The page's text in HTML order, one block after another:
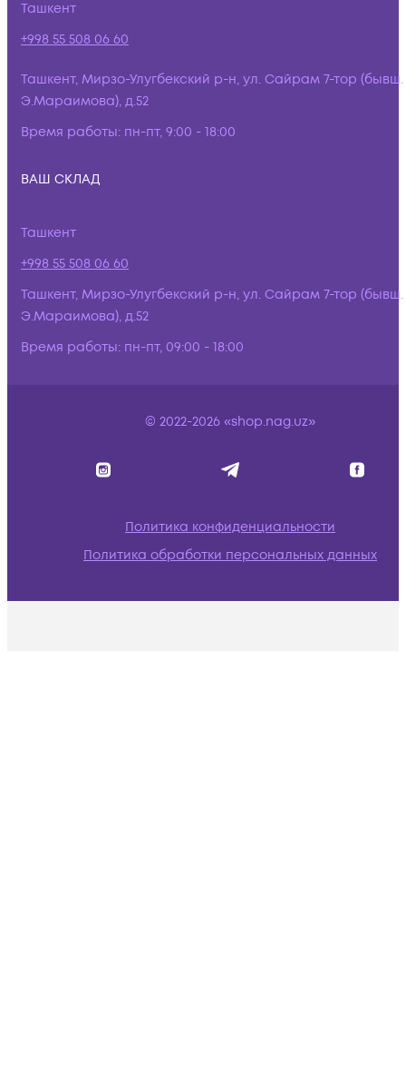
Ташкент
+998 55 508 06 60
Ташкент, Мирзо-Улугбекский р-н, ул. Сайрам 7-тор (бывш.
Э.Мараимова), д.52
Время работы: пн-пт, 9:00 - 18:00
ВАШ СКЛАД
Ташкент
+998 55 508 06 60
Ташкент, Мирзо-Улугбекский р-н, ул. Сайрам 7-тор (бывш.
Э.Мараимова), д.52
Время работы: пн-пт, 09:00 - 18:00
© 2022-2026 «shop.nag.uz»
Политика конфиденциальности
Политика обработки персональных данных